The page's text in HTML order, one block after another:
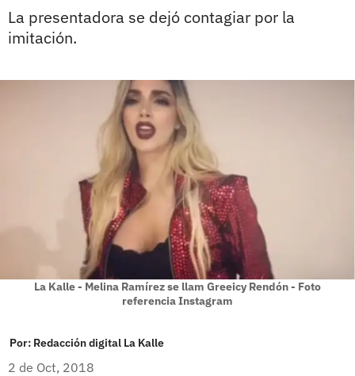
La presentadora se dejó contagiar por la
imitación.
La Kalle - Melina Ramírez se llam Greeicy Rendón - Foto
referencia Instagram
Por: Redacción digital La Kalle
2 de Oct, 2018